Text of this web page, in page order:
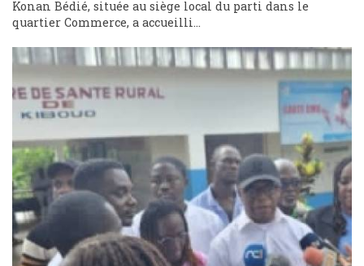
Konan Bédié, située au siège local du parti dans le
quartier Commerce, a accueilli...